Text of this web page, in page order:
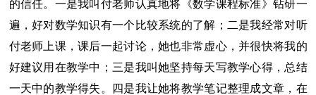
的信任。一是我叫付老师认真地将《数学课程标准》钻研一
遍，好对数学知识有一个比较系统的了解；二是我经常对听
付老师上课，课后一起讨论，她也非常虚心，并很快将我的
好建议用在教学中；三是我叫她坚持每天写教学心得，总结
一天中的教学得失。四是我让她将教学笔记整理成文章，在